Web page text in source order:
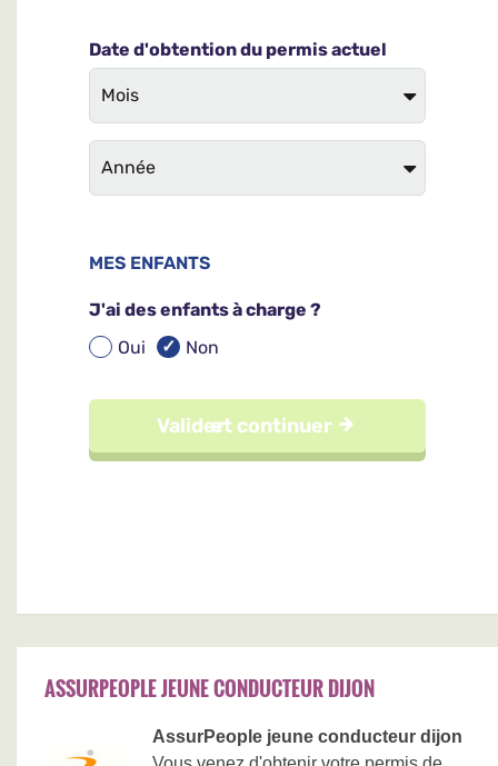
ASSURPEOPLE JEUNE CONDUCTEUR DIJON
AssurPeople jeune conducteur dijon